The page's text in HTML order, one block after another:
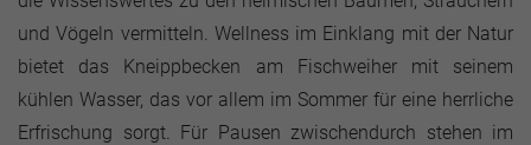
und Vögeln vermitteln. Wellness im Einklang mit der Natur
bietet das Kneippbecken am Fischweiher mit seinem
kühlen Wasser, das vor allem im Sommer für eine herrliche
Erfrischung sorgt. Für Pausen zwischendurch stehen im